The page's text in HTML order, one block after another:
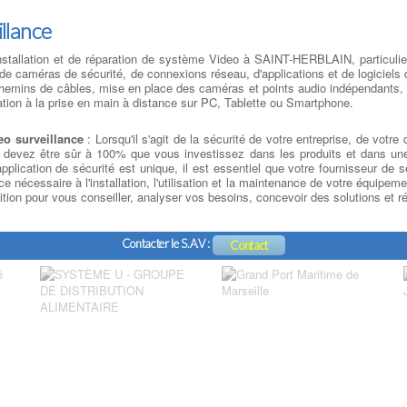
et de réparation de système Video à SAINT-HERBLAIN,
caméras de sécurité, de connexions réseau, d'applications et de logiciels
de câbles, mise en place des caméras et points audio
à la prise en main à distance sur PC, Tablette ou Smartphone.
surveillance: Lorsqu'il s'agit de la sécurité de votre entreprise, de
être sûr à 100% que vous investissez dans les produits et dans
de sécurité est unique, il est essentiel que votre fournisseur de
nécessaire à l'installation, l'utilisation et la maintenance de votre
pour vous conseiller, analyser vos besoins, concevoir des solutions et
Contacter le S.A.V : Contact